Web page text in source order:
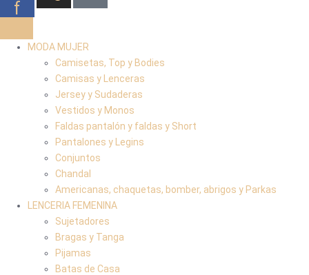
f
MODA MUJER
Camisetas, Top y Bodies
Camisas y Lenceras
Jersey y Sudaderas
Vestidos y Monos
Faldas pantalón y faldas y Short
Pantalones y Legins
Conjuntos
Chandal
Americanas, chaquetas, bomber, abrigos y Parkas
LENCERIA FEMENINA
Sujetadores
Bragas y Tanga
Pijamas
Batas de Casa